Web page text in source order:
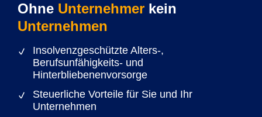
Ohne Unternehmer kein
Unternehmen
Insolvenzgeschützte Alters-,
Berufsunfähigkeits- und
Hinterbliebenenvorsorge
Steuerliche Vorteile für Sie und Ihr
Unternehmen